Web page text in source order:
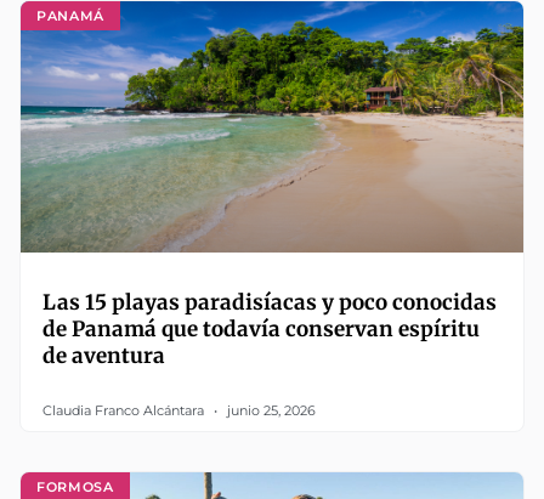
PANAMÁ
Las 15 playas paradisíacas y poco conocidas
de Panamá que todavía conservan espíritu
de aventura
Claudia Franco Alcántara junio 25, 2026
FORMOSA